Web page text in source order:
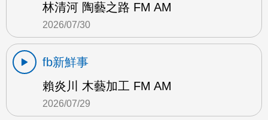
林清河 陶藝之路 FM AM
2026/07/30
fb新鮮事
賴炎川 木藝加工 FM AM
2026/07/29